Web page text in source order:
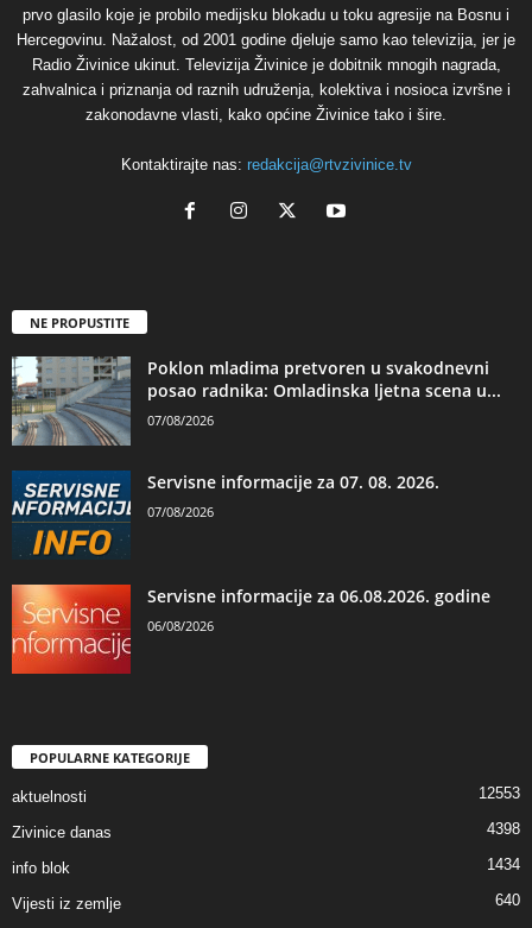
prvo glasilo koje je probilo medijsku blokadu u toku agresije na Bosnu i
Hercegovinu. Nažalost, od 2001 godine djeluje samo kao televizija, jer je
Radio Živinice ukinut. Televizija Živinice je dobitnik mnogih nagrada,
zahvalnica i priznanja od raznih udruženja, kolektiva i nosioca izvršne i
zakonodavne vlasti, kako općine Živinice tako i šire.
Kontaktirajte nas: redakcija@rtvzivinice.tv
NE PROPUSTITE
Poklon mladima pretvoren u svakodnevni
posao radnika: Omladinska ljetna scena u...
07/08/2026
Servisne informacije za 07. 08. 2026.
07/08/2026
Servisne informacije za 06.08.2026. godine
06/08/2026
POPULARNE KATEGORIJE
aktuelnosti 12553
Zivinice danas 4398
info blok 1434
Vijesti iz zemlje
640